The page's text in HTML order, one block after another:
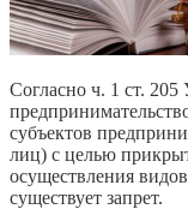
Согласно ч. 1 ст.
субъектов
лиц) с целью
осуществления
существует запрет.